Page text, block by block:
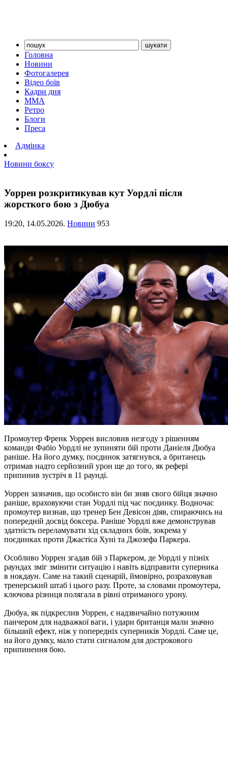
Головна
Новини
Фотогалерея
Відео боїв
Кадри дня
ММА
Ретро
Блоги
Преса
Адмінка
Новини боксу
Уоррен розкритикував кут Уордлі після
жорсткого бою з Дюбуа
19:20, 14.05.2026. Новини 953
Промоутер Френк Уоррен висловив незгоду з рішенням
команди Фабіо Уордлі не зупиняти бій проти Даніеля Дюбуа
раніше. На його думку, поєдинок затягнувся, а британець
отримав надто серйозний урон ще до того, як рефері
припинив зустріч в 11 раунді.
Уоррен зазначив, що особисто він би зняв свого бійця значно
раніше, враховуючи стан Уордлі під час поєдинку. Водночас
промоутер визнав, що тренер Бен Девісон діяв, спираючись на
попередній досвід боксера. Раніше Уордлі вже демонстрував
здатність переламувати хід складних боїв, зокрема у
поєдинках проти Джастіса Хуні та Джозефа Паркера.
Особливо Уоррен згадав бій з Паркером, де Уордлі у пізніх
раундах зміг змінити ситуацію і навіть відправити суперника
в нокдаун. Саме на такий сценарій, ймовірно, розраховував
тренерський штаб і цього разу. Проте, за словами промоутера,
ключова різниця полягала в рівні отриманого урону.
Дюбуа, як підкреслив Уоррен, є надзвичайно потужним
панчером для надважкої ваги, і удари британця мали значно
більший ефект, ніж у попередніх суперників Уордлі. Саме це,
на його думку, мало стати сигналом для дострокового
припинення бою.